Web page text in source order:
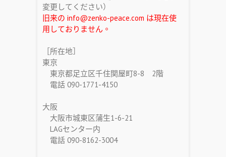
変更してください）
旧来の info@zenko-peace.com は現在使
用しておりません。
［所在地］
東京
東京都足立区千住関屋町8-8 2階
電話 090-1771-4150
大阪
大阪市城東区蒲生1-6-21
LAGセンター内
電話 090-8162-3004